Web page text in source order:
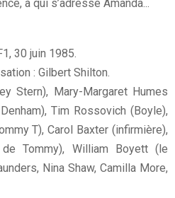
à qui s’adresse Amanda...
30 juin 1985.
: Gilbert Shilton.
Stern), Mary-Margaret Humes
Tim Rossovich (Boyle),
T), Carol Baxter (infirmière),
Tommy), William Boyett (le
Nina Shaw, Camilla More,